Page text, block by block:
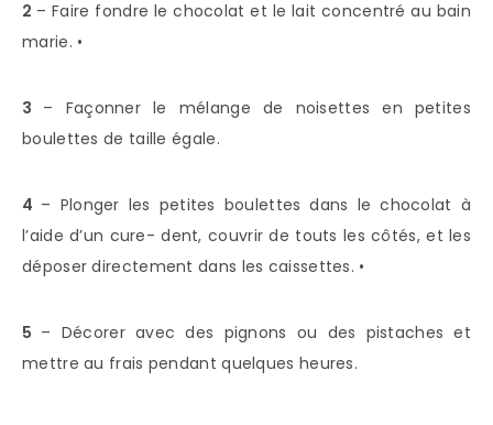
2 – Faire fondre le chocolat et le lait concentré au bain
marie. •
3 – Façonner le mélange de noisettes en petites
boulettes de taille égale.
4 – Plonger les petites boulettes dans le chocolat à
l’aide d’un cure- dent, couvrir de touts les côtés, et les
déposer directement dans les caissettes. •
5 – Décorer avec des pignons ou des pistaches et
mettre au frais pendant quelques heures.